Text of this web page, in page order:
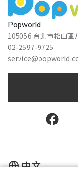
Popworld
105056 台北市松山區
02-2597-9725
service@popworld.cc
中文